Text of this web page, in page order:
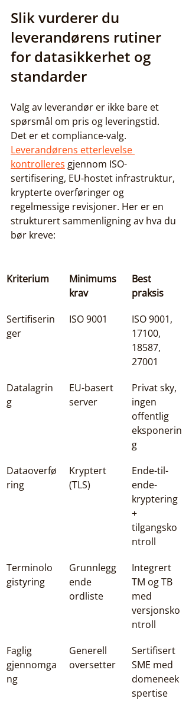
Slik vurderer du
leverandørens rutiner
for datasikkerhet og
standarder
Valg av leverandør er ikke bare et
spørsmål om pris og leveringstid.
Det er et compliance-valg.
Leverandørens etterlevelse
kontrolleres gjennom ISO-
sertifisering, EU-hostet infrastruktur,
krypterte overføringer og
regelmessige revisjoner. Her er en
strukturert sammenligning av hva du
bør kreve:
Kriterium
Minimums
krav
Best
praksis
Sertifiserin
ger
ISO 9001
ISO 9001,
17100,
18587,
27001
Datalagrin
g
EU-basert
server
Privat sky,
ingen
offentlig
eksponerin
g
Dataoverfø
ring
Kryptert
(TLS)
Ende-til-
ende-
kryptering
+
tilgangsko
ntroll
Terminolo
gistyring
Grunnlegg
ende
ordliste
Integrert
TM og TB
med
versjonsko
ntroll
Faglig
gjennomga
ng
Generell
oversetter
Sertifisert
SME med
domeneek
spertise